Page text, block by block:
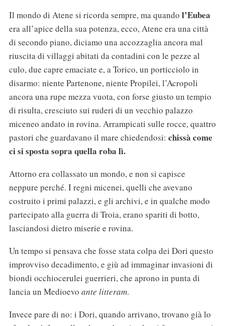
Il mondo di Atene si ricorda sempre, ma quando l’Eubea
era all’apice della sua potenza, ecco, Atene era una città
di secondo piano, diciamo una accozzaglia ancora mal
riuscita di villaggi abitati da contadini con le pezze al
culo, due capre emaciate e, a Torico, un porticciolo in
disarmo: niente Partenone, niente Propilei, l’Acropoli
ancora una rupe mezza vuota, con forse giusto un tempio
di risulta, cresciuto sui ruderi di un vecchio palazzo
miceneo andato in rovina. Arrampicati sulle rocce, quattro
pastori che guardavano il mare chiedendosi: chissà come
ci si sposta sopra quella roba lì.
Attorno era collassato un mondo, e non si capisce
neppure perché. I regni micenei, quelli che avevano
costruito i primi palazzi, e gli archivi, e in qualche modo
partecipato alla guerra di Troia, erano spariti di botto,
lasciandosi dietro miserie e rovina.
Un tempo si pensava che fosse stata colpa dei Dori questo
improvviso decadimento, e giù ad immaginar invasioni di
biondi occhiocerulei guerrieri, che aprono in punta di
lancia un Medioevo ante litteram.
Invece pare di no: i Dori, quando arrivano, trovano già lo